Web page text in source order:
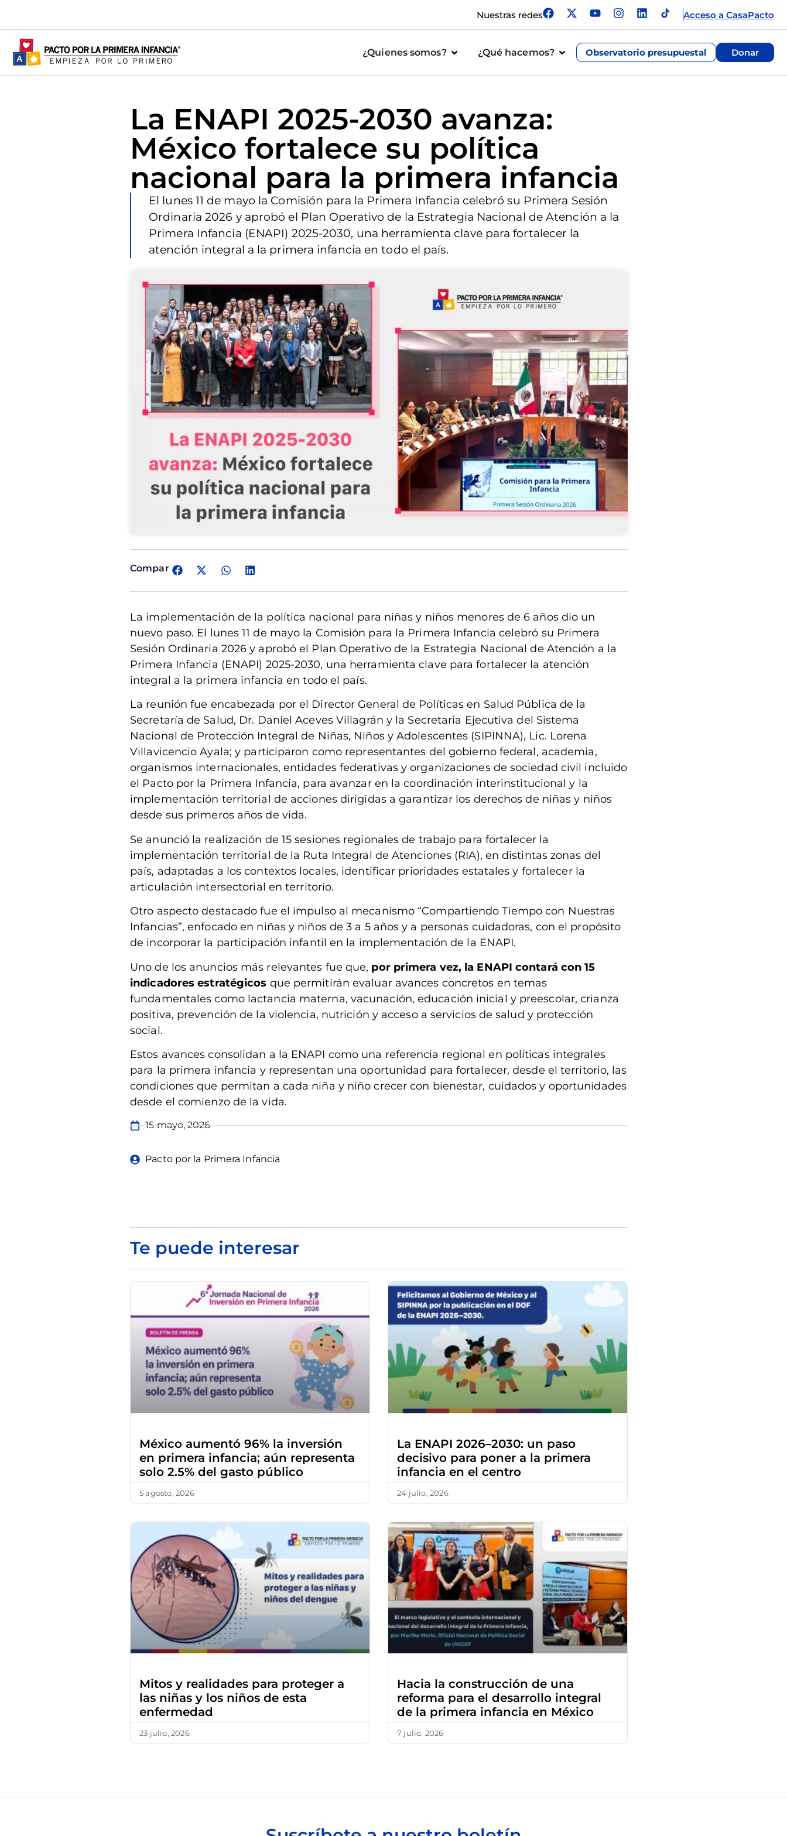
Nuestras redes Acceso a CasaPacto
¿Quienes somos? ¿Qué hacemos? Observatorio presupuestal Donar
La ENAPI 2025-2030 avanza:
México fortalece su política
nacional para la primera infancia
El lunes 11 de mayo la Comisión para la Primera Infancia celebró su Primera Sesión
Ordinaria 2026 y aprobó el Plan Operativo de la Estrategia Nacional de Atención a la
Primera Infancia (ENAPI) 2025-2030, una herramienta clave para fortalecer la
atención integral a la primera infancia en todo el país.
Comparte:
La implementación de la política nacional para niñas y niños menores de 6 años dio un
nuevo paso. El lunes 11 de mayo la Comisión para la Primera Infancia celebró su Primera
Sesión Ordinaria 2026 y aprobó el Plan Operativo de la Estrategia Nacional de Atención a la
Primera Infancia (ENAPI) 2025-2030, una herramienta clave para fortalecer la atención
integral a la primera infancia en todo el país.
La reunión fue encabezada por el Director General de Políticas en Salud Pública de la
Secretaría de Salud, Dr. Daniel Aceves Villagrán y la Secretaria Ejecutiva del Sistema
Nacional de Protección Integral de Niñas, Niños y Adolescentes (SIPINNA), Lic. Lorena
Villavicencio Ayala; y participaron como representantes del gobierno federal, academia,
organismos internacionales, entidades federativas y organizaciones de sociedad civil incluido
el Pacto por la Primera Infancia, para avanzar en la coordinación interinstitucional y la
implementación territorial de acciones dirigidas a garantizar los derechos de niñas y niños
desde sus primeros años de vida.
Se anunció la realización de 15 sesiones regionales de trabajo para fortalecer la
implementación territorial de la Ruta Integral de Atenciones (RIA), en distintas zonas del
país, adaptadas a los contextos locales, identificar prioridades estatales y fortalecer la
articulación intersectorial en territorio.
Otro aspecto destacado fue el impulso al mecanismo “Compartiendo Tiempo con Nuestras
Infancias”, enfocado en niñas y niños de 3 a 5 años y a personas cuidadoras, con el propósito
de incorporar la participación infantil en la implementación de la ENAPI.
Uno de los anuncios más relevantes fue que, por primera vez, la ENAPI contará con 15
indicadores estratégicos que permitirán evaluar avances concretos en temas
fundamentales como lactancia materna, vacunación, educación inicial y preescolar, crianza
positiva, prevención de la violencia, nutrición y acceso a servicios de salud y protección
social.
Estos avances consolidan a la ENAPI como una referencia regional en políticas integrales
para la primera infancia y representan una oportunidad para fortalecer, desde el territorio, las
condiciones que permitan a cada niña y niño crecer con bienestar, cuidados y oportunidades
desde el comienzo de la vida.
15 mayo, 2026
Pacto por la Primera Infancia
Te puede interesar
México aumentó 96% la inversión
en primera infancia; aún representa
solo 2.5% del gasto público
5 agosto, 2026
La ENAPI 2026–2030: un paso
decisivo para poner a la primera
infancia en el centro
24 julio, 2026
Mitos y realidades para proteger a
las niñas y los niños de esta
enfermedad
23 julio, 2026
Hacia la construcción de una
reforma para el desarrollo integral
de la primera infancia en México
7 julio, 2026